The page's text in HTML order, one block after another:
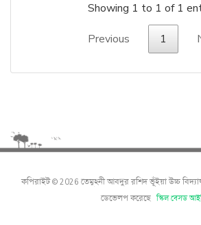
Showing 1 to 1 of 1
Previous 1
কপিরাইট © 2026 তেমুহনী আবদুর রশিদ ভূঁইয়া উচ্চ
ডেভেলপ করেছে স্কিল বেসড